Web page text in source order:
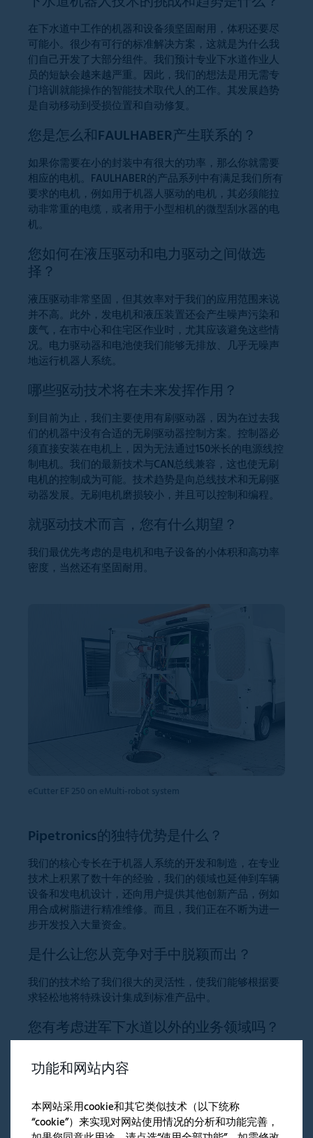
在下水道中工作的机器和设备须坚固耐用，体积还要尽
可能小。很少有可行的标准解决方案，这就是为什么我
们自己开发了大部分组件。我们预计专业下水道作业人
员的短缺会越来越严重。因此，我们的想法是用无需专
门培训就能操作的智能技术取代人的工作。其发展趋势
是自动移动到受损位置和自动修复。
您是怎么和FAULHABER产生联系的？
如果你需要在小的封装中有很大的功率，那么你就需要
相应的电机。FAULHABER的产品系列中有满足我们所有
要求的电机，例如用于机器人驱动的电机，其必须能拉
动非常重的电缆，或者用于小型相机的微型刮水器的电
机。
您如何在液压驱动和电力驱动之间做选
择？
液压驱动非常坚固，但其效率对于我们的应用范围来说
并不高。此外，发电机和液压装置还会产生噪声污染和
废气，在市中心和住宅区作业时，尤其应该避免这些情
况。电力驱动器和电池使我们能够无排放、几乎无噪声
地运行机器人系统。
哪些驱动技术将在未来发挥作用？
到目前为止，我们主要使用有刷驱动器，因为在过去我
们的机器中没有合适的无刷驱动器控制方案。控制器必
须直接安装在电机上，因为无法通过150米长的电源线控
制电机。我们的最新技术与CAN总线兼容，这也使无刷
电机的控制成为可能。技术趋势是向总线技术和无刷驱
动器发展。无刷电机磨损较小，并且可以控制和编程。
就驱动技术而言，您有什么期望？
我们最优先考虑的是电机和电子设备的小体积和高功率
密度，当然还有坚固耐用。
eCutter EF 250 on eMulti-robot system
Pipetronics的独特优势是什么？
我们的核心专长在于机器人系统的开发和制造，在专业
技术上积累了数十年的经验，我们的领域也延伸到车辆
设备和发电机设计，还向用户提供其他创新产品，例如
用合成树脂进行精准维修。而且，我们正在不断为进一
步开发投入大量资金。
是什么让您从竞争对手中脱颖而出？
我们的技术给了我们很大的灵活性，使我们能够根据要
求轻松地将特殊设计集成到标准产品中。
您有考虑进军下水道以外的业务领域吗？
也可用于饮用水管道的非开挖整修。可以想象，它还可
线、储罐系统、或压力罐。
您认为未来人形机器人有可能打开井盖，
功能和网站内容
本网站采用cookie和其它类似技术（以下统称
“cookie”）来实现对网站使用情况的分析和功能完善，